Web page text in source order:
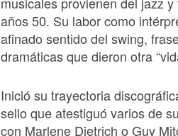
años 50. Su labor como
afinado sentido del swing,
dramáticas que dieron otra
Inició su trayectoria
sello que atestiguó varios de
con Marlene Dietrich o Guy